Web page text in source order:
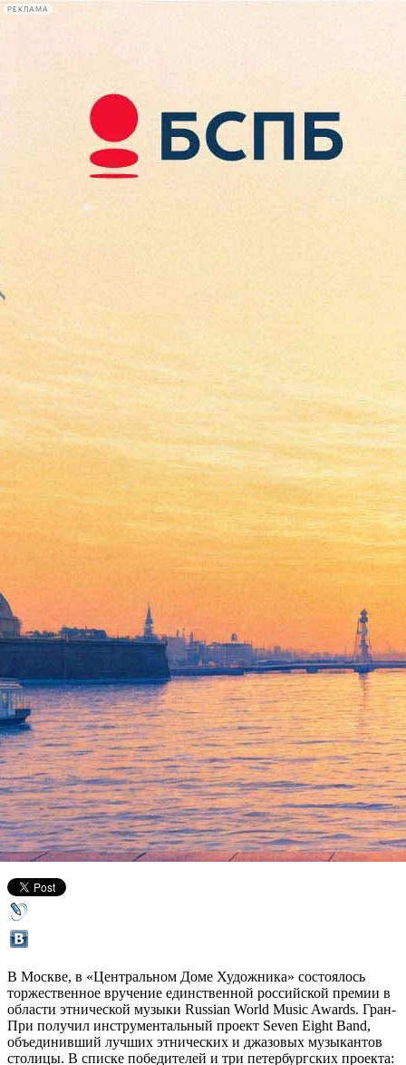
РЕКЛАМА
Сегодня:
2026.08.07
08:29
Афиша Plus
Три петербургские группы
получили премию Russian
World Music Awards 2017
26 ноября 2017,13:20 Версия для печати
В Москве, в «Центральном Доме Художника» состоялось
торжественное вручение единственной российской премии в
области этнической музыки Russian World Music Awards. Гран-
При получил инструментальный проект Seven Eight Band,
объединивший лучших этнических и джазовых музыкантов
столицы. В списке победителей и три петербургских проекта: